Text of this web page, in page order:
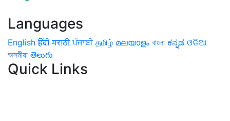
Languages
English हिंदी मराठी ਪੰਜਾਬੀ தமிழ் മലയാളം বাংলা ಕನ್ನಡ ଓଡିଆ
অসমীয়া తెలుగు
Quick Links